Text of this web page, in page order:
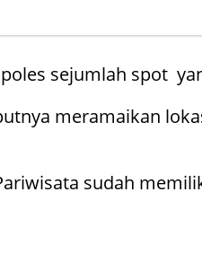
sejumlah spot
meramaikan
sudah